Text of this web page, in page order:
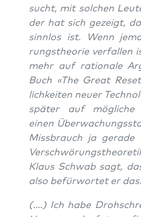
sucht, mit sol­chen
der hat sich gezeigt,
sinn­los ist. Wenn
rungs­theo­rie ver­fal­len
mehr auf ratio­na­le
Buch «The Gre­at
lich­kei­ten neu­er
spä­ter auf mög­li­che
einen
Miss­brauch ja gera­de
Klaus Schwab sagt,
also befür­wor­tet er das.
(.…) Ich habe